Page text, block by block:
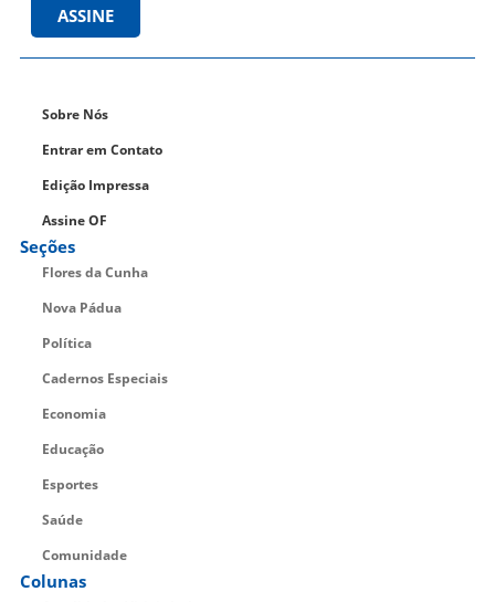
ASSINE
Sobre Nós
Entrar em Contato
Edição Impressa
Assine OF
Seções
Flores da Cunha
Nova Pádua
Política
Cadernos Especiais
Economia
Educação
Esportes
Saúde
Comunidade
Colunas